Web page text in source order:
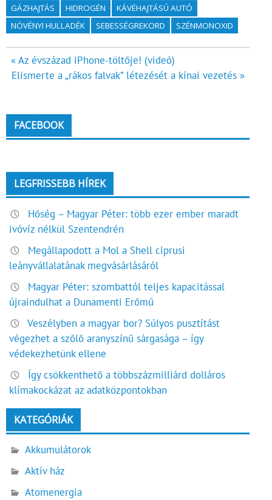
GÁZHAJTÁS
HIDROGÉN
KÁVÉHAJTÁSÚ AUTÓ
NÖVÉNYI HULLADÉK
SEBESSÉGREKORD SZÉNMONOXID
Bejegyzés
navigáció
« Az évszázad iPhone-töltője! (videó)
Elismerte a „rákos falvak” létezését a kínai vezetés »
FACEBOOK
LEGFRISSEBB HÍREK
Hőség – Magyar Péter: több ezer ember maradt
ivóvíz nélkül Szentendrén
Megállapodott a Mol a Shell ciprusi
leányvállalatának megvásárlásáról
Magyar Péter: szombattól teljes kapacitással
újraindulhat a Dunamenti Erőmű
Veszélyben a magyar bor? Súlyos pusztítást
végezhet a szőlő aranyszínű sárgasága – így
védekezhetünk ellene
Így csökkenthető a többszázmilliárd dolláros
klímakockázat az adatközpontokban
KATEGÓRIÁK
Akkumulátorok
Aktív ház
Atomenergia